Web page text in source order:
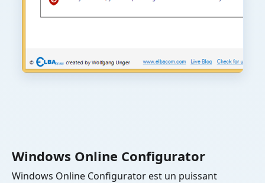
Windows Online Configurator
Windows Online Configurator est un puissant